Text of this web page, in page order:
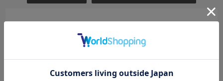
ヘビロテトップスになりました
ちろぷー